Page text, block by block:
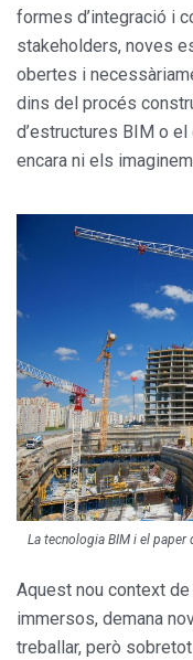
formes d’integració i
stakeholders, noves
obertes i
dins del procés
d’estructures BIM o el
encara ni els
La tecnologia BIM i el paper
Aquest nou context
immersos, demana
treballar, però